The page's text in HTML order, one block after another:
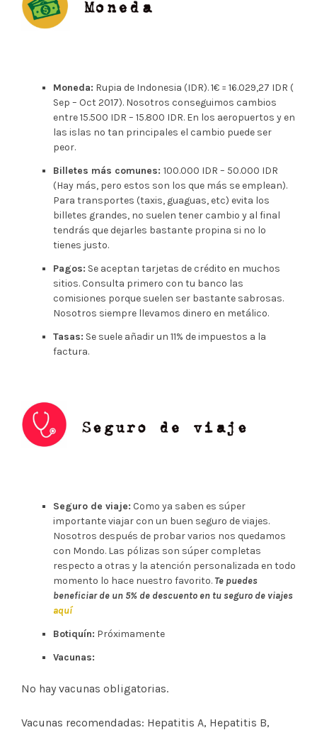
Moneda: Rupia de Indonesia (IDR). 1€ = 16.029,27 IDR (
Sep – Oct 2017). Nosotros conseguimos cambios
entre 15.500 IDR – 15.800 IDR. En los aeropuertos y en
las islas no tan principales el cambio puede ser
peor.
Billetes más comunes: 100.000 IDR – 50.000 IDR
(Hay más, pero estos son los que más se emplean).
Para transportes (taxis, guaguas, etc) evita los
billetes grandes, no suelen tener cambio y al final
tendrás que dejarles bastante propina si no lo
tienes justo.
Pagos: Se aceptan tarjetas de crédito en muchos
sitios. Consulta primero con tu banco las
comisiones porque suelen ser bastante sabrosas.
Nosotros siempre llevamos dinero en metálico.
Tasas: Se suele añadir un 11% de impuestos a la
factura.
Seguro de viaje: Como ya saben es súper
importante viajar con un buen seguro de viajes.
Nosotros después de probar varios nos quedamos
con Mondo. Las pólizas son súper completas
respecto a otras y la atención personalizada en todo
momento lo hace nuestro favorito. Te puedes
beneficiar de un 5% de descuento en tu seguro de viajes
aquí
Botiquín: Próximamente
Vacunas:
No hay vacunas obligatorias.
Vacunas recomendadas: Hepatitis A, Hepatitis B,